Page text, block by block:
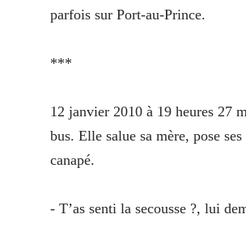
parfois sur Port-au-Prince.
***
12 janvier 2010 à 19 heures 27
bus. Elle salue sa mère, pose
canapé.
- T’as senti la secousse ?, lui